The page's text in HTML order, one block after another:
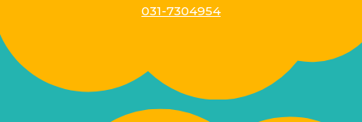
031-7304954